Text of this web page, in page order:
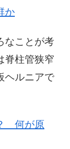
か
なことが考
脊柱管狭窄
ヘルニアで
何が原